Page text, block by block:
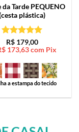
da Tarde PEQUENO
plástica)
Avaliação5
de 5
R$179,00
173,63com Pix
a estampa do tecido